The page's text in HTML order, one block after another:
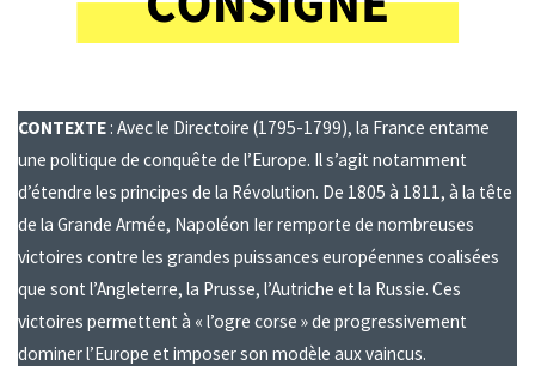
CONTEXTE : Avec le Directoire (1795-1799), la France entame
une politique de conquête de l’Europe. Il s’agit notamment
d’étendre les principes de la Révolution. De 1805 à 1811, à la tête
de la Grande Armée, Napoléon Ier remporte de nombreuses
victoires contre les grandes puissances européennes coalisées
que sont l’Angleterre, la Prusse, l’Autriche et la Russie. Ces
victoires permettent à « l’ogre corse » de progressivement
dominer l’Europe et imposer son modèle aux vaincus.